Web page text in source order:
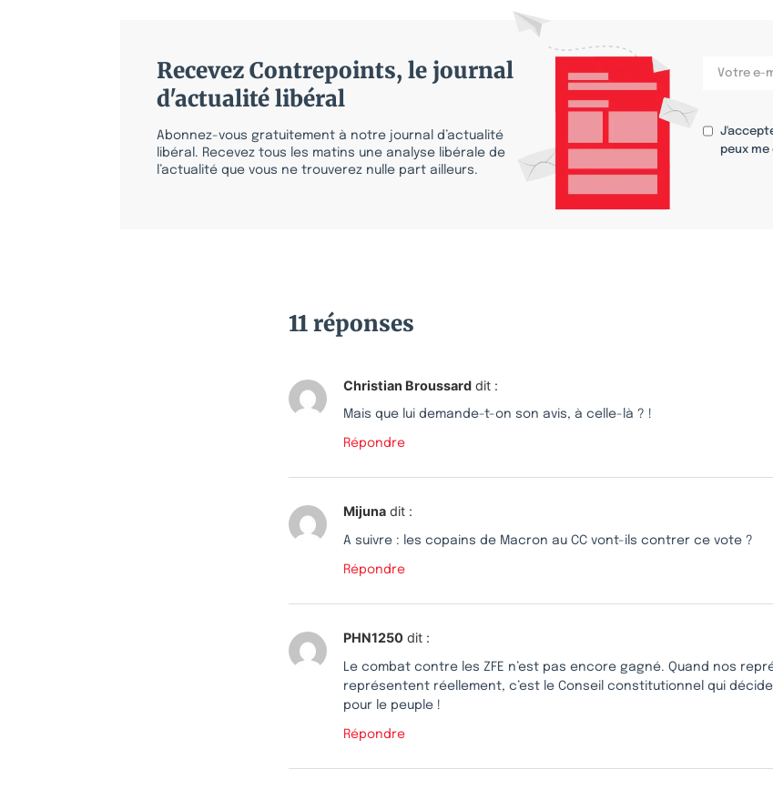
Recevez Contrepoints, le journal
d'actualité libéral
Abonnez-vous gratuitement à notre journal d’actualité
libéral. Recevez tous les matins une analyse libérale de
l’actualité que vous ne trouverez nulle part ailleurs.
peux
11 réponses
Christian Broussard dit :
Mais que lui demande-t-on son avis, à celle-là ? !
Répondre
Mijuna dit :
A suivre : les copains de Macron au CC vont-ils contrer ce vote ?
Répondre
PHN1250 dit :
Le combat contre les ZFE n’est pas encore gagné. Quand nos
représentent réellement, c’est le Conseil constitutionnel qui
pour le peuple !
Répondre